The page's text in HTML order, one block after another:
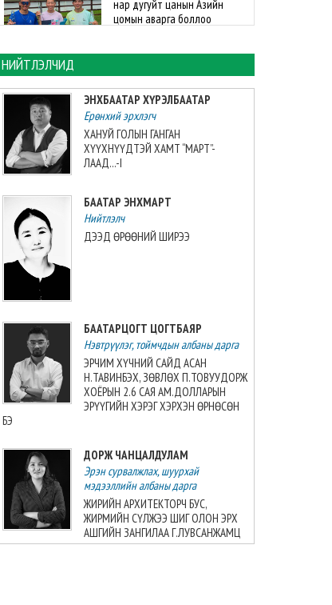
нар дугуйт цанын Азийн
цомын аварга боллоо
Монголын баг, Хятадын
багийг 3:0-ээр буулган авлаа
2026-08-08 07:05:00
Таеквондо-гийн “Grand slam”-
2026-08-08 07:00:00
ЗУРХАЙ: Үс шинээр үргээлгэх
ЦАГ АГААР: Улаанбаатарт
өдөртөө 32 хэм дулаан
байна
2026-08-08 06:00:00
НИЙТЛЭЛЧИД
ЭНХБААТАР ХҮРЭЛБААТАР
Ерөнхий эрхлэгч
ХАНУЙ ГОЛЫН ГАНГАН
ХҮҮХНҮҮДТЭЙ ХАМТ “МАРТ”-
ЛААД...-I
БААТАР ЭНХМАРТ
Нийтлэлч
ДЭЭД ӨРӨӨНИЙ ШИРЭЭ
БААТАРЦОГТ ЦОГТБАЯР
Нэвтрүүлэг, тоймчдын албаны дарга
ЭРЧИМ ХҮЧНИЙ САЙД АСАН
Н.ТАВИНБЭХ, ЗӨВЛӨХ П.ТОВУУДОРЖ
ХОЁРЫН 2.6 САЯ АМ.ДОЛЛАРЫН
ЭРҮҮГИЙН ХЭРЭГ ХЭРХЭН ӨРНӨСӨН
БЭ
ДОРЖ ЧАНЦАЛДУЛАМ
Эрэн сурвалжлах, шуурхай
мэдээллийн албаны дарга
ЖИРИЙН АРХИТЕКТОРЧ БУС,
ЖИРМИЙН СҮЛЖЭЭ ШИГ ОЛОН ЭРХ
АШГИЙН ЗАНГИЛАА Г.ЛУВСАНЖАМЦ